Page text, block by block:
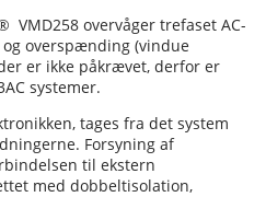
VMD258 overvåger trefaset AC-
overspænding (vindue
er ikke påkrævet, derfor er
systemer.
tages fra det system
Forsyning af
til ekstern
med dobbeltisolation,